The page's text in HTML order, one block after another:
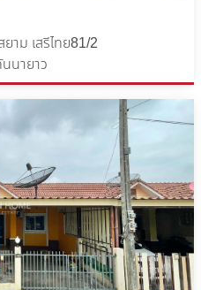
าม เสรีไทย81/2
นายาว